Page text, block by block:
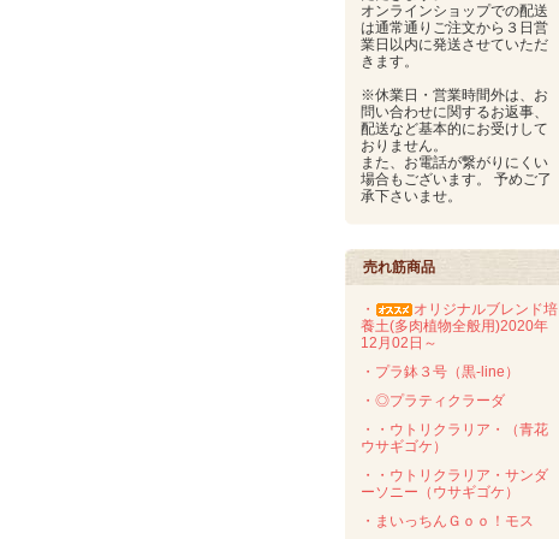
オンラインショップでの配送
は通常通りご注文から３日営
業日以内に発送させていただ
きます。
※休業日・営業時間外は、お
問い合わせに関するお返事、
配送など基本的にお受けして
おりません。
また、お電話が繋がりにくい
場合もございます。 予めご了
承下さいませ。
売れ筋商品
・
オリジナルブレンド培
養土(多肉植物全般用)2020年
12月02日～
・プラ鉢３号（黒-line）
・◎プラティクラーダ
・・ウトリクラリア・（青花
ウサギゴケ）
・・ウトリクラリア・サンダ
ーソニー（ウサギゴケ）
・まいっちんＧｏｏ！モス